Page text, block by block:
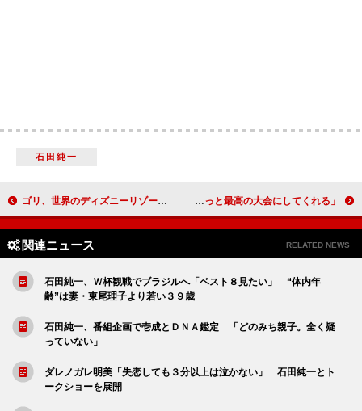
石田純一
ゴリ、世界のディズニーリゾートの魅力を徹底リポート 一緒に行けば「相手は絶対に“落ちる”」と太鼓判 ＷＯＷＯＷ ウィンブルドンテニスのスペシャルナビゲーターに石黒賢 錦織圭選手に期待「きっと最高の大会にしてくれる」
関連ニュース RELATED NEWS
石田純一、Ｗ杯観戦でブラジルへ「ベスト８見たい」 “体内年
齢”は妻・東尾理子より若い３９歳
石田純一、番組企画で壱成とＤＮＡ鑑定 「どのみち親子。全く疑
っていない」
ダレノガレ明美「失恋しても３分以上は泣かない」 石田純一とト
ークショーを展開